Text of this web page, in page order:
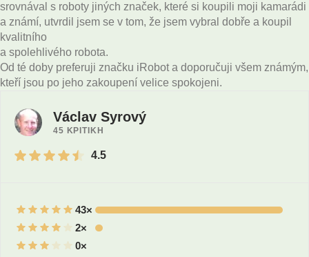
srovnával s roboty jiných značek, které si koupili moji kamarádi
a známí, utvrdil jsem se v tom, že jsem vybral dobře a koupil
kvalitního
a spolehlivého robota.
Od té doby preferuji značku iRobot a doporučuji všem známým,
kteří jsou po jeho zakoupení velice spokojeni.
Václav Syrový
45 ΚΡΙΤΙΚΗ
4.5
43×
2×
0×